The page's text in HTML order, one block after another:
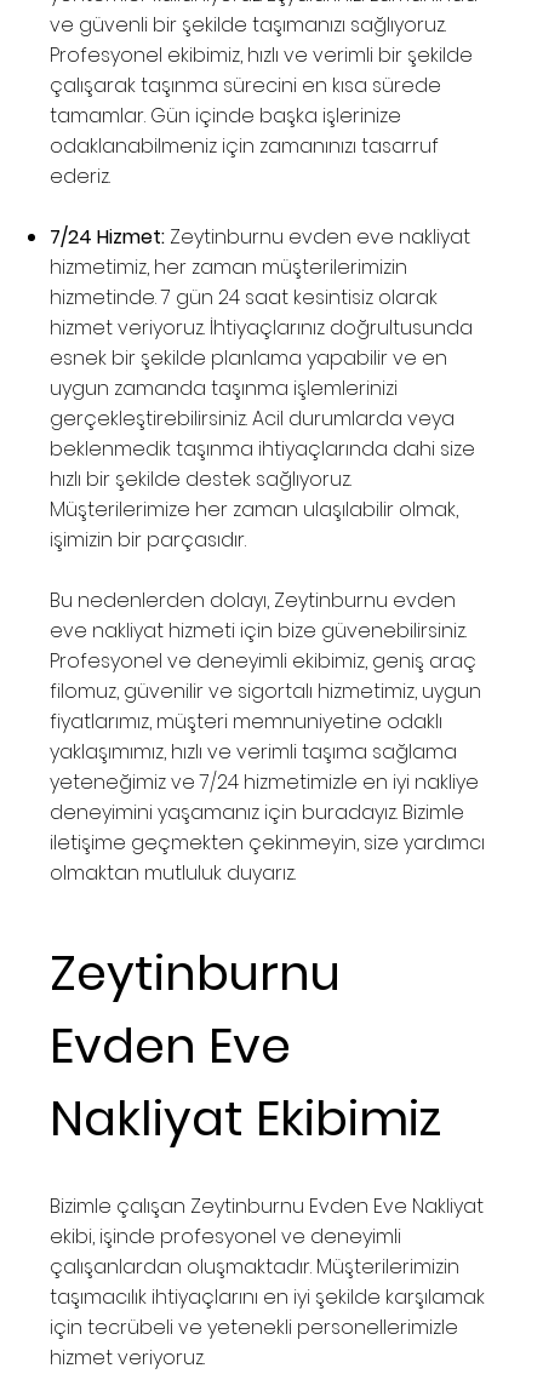
ve güvenli bir şekilde taşımanızı sağlıyoruz.
Profesyonel ekibimiz, hızlı ve verimli bir şekilde
çalışarak taşınma sürecini en kısa sürede
tamamlar. Gün içinde başka işlerinize
odaklanabilmeniz için zamanınızı tasarruf
ederiz.
7/24 Hizmet: Zeytinburnu evden eve nakliyat
hizmetimiz, her zaman müşterilerimizin
hizmetinde. 7 gün 24 saat kesintisiz olarak
hizmet veriyoruz. İhtiyaçlarınız doğrultusunda
esnek bir şekilde planlama yapabilir ve en
uygun zamanda taşınma işlemlerinizi
gerçekleştirebilirsiniz. Acil durumlarda veya
beklenmedik taşınma ihtiyaçlarında dahi size
hızlı bir şekilde destek sağlıyoruz.
Müşterilerimize her zaman ulaşılabilir olmak,
işimizin bir parçasıdır.
Bu nedenlerden dolayı, Zeytinburnu evden
eve nakliyat hizmeti için bize güvenebilirsiniz.
Profesyonel ve deneyimli ekibimiz, geniş araç
filomuz, güvenilir ve sigortalı hizmetimiz, uygun
fiyatlarımız, müşteri memnuniyetine odaklı
yaklaşımımız, hızlı ve verimli taşıma sağlama
yeteneğimiz ve 7/24 hizmetimizle en iyi nakliye
deneyimini yaşamanız için buradayız. Bizimle
iletişime geçmekten çekinmeyin, size yardımcı
olmaktan mutluluk duyarız.
Zeytinburnu
Evden Eve
Nakliyat Ekibimiz
Bizimle çalışan Zeytinburnu Evden Eve Nakliyat
ekibi, işinde profesyonel ve deneyimli
çalışanlardan oluşmaktadır. Müşterilerimizin
taşımacılık ihtiyaçlarını en iyi şekilde karşılamak
için tecrübeli ve yetenekli personellerimizle
hizmet veriyoruz.